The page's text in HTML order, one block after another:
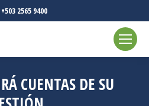
+503 2565 9400
CUENTAS DE SU